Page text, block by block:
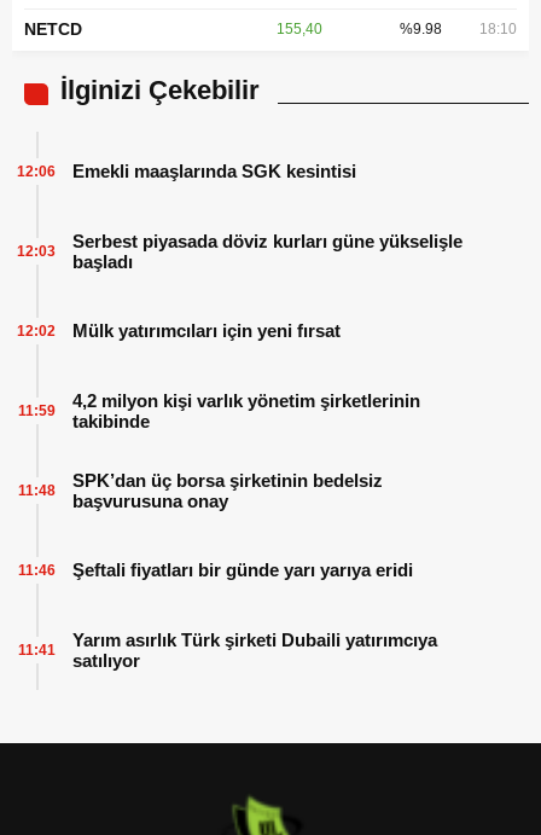
NETCD 155,40 %9.98 18:10
İlginizi Çekebilir
Emekli maaşlarında SGK kesintisi
12:06
Serbest piyasada döviz kurları güne yükselişle
başladı
12:03
Mülk yatırımcıları için yeni fırsat
12:02
4,2 milyon kişi varlık yönetim şirketlerinin
takibinde
11:59
SPK’dan üç borsa şirketinin bedelsiz
başvurusuna onay
11:48
Şeftali fiyatları bir günde yarı yarıya eridi
11:46
Yarım asırlık Türk şirketi Dubaili yatırımcıya
satılıyor
11:41